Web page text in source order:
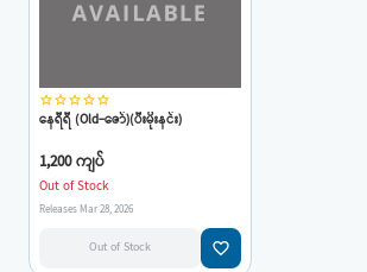
star_borderstar_borderstar_borderstar_borderstar_border
နေရီရီ (Old-ဇော်)(ပီးမိုးနင်း)
1,200 ကျပ်
Out of Stock
Releases Mar 28, 2026
Out of Stock favorite_border